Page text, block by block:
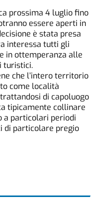
prossima 4 luglio fino
essere aperti in
è stata presa
interessa tutti gli
in ottemperanza alle
turistici.
che l’intero territorio
come località
di capoluogo
tipicamente collinare
a particolari periodi
di particolare pregio